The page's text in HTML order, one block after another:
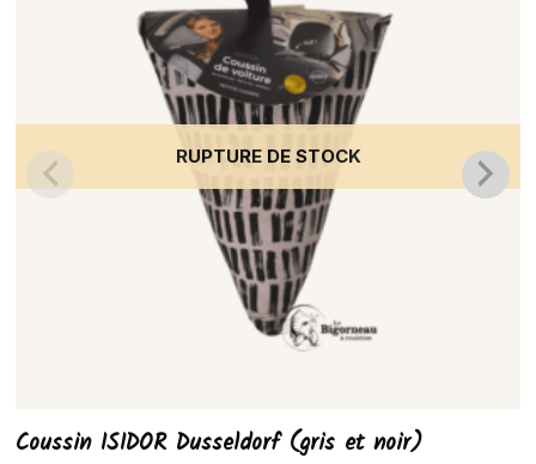
RUPTURE DE STOCK
Coussin ISIDOR Dusseldorf (gris et noir)